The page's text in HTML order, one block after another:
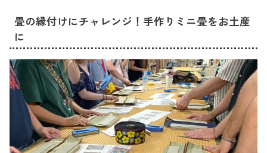
畳の縁付けにチャレンジ！手作りミニ畳をお土産
に